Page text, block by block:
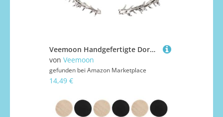
Veemoon Handgefertigte Dornenkrone Silber Gothic Haarreif für Halloween Cosplay Party Damen Haaraccessoire Mystischer Kopfschmuck für Geburtstags Osterdekoration
von Veemoon
gefunden bei Amazon Marketplace
14,49 €